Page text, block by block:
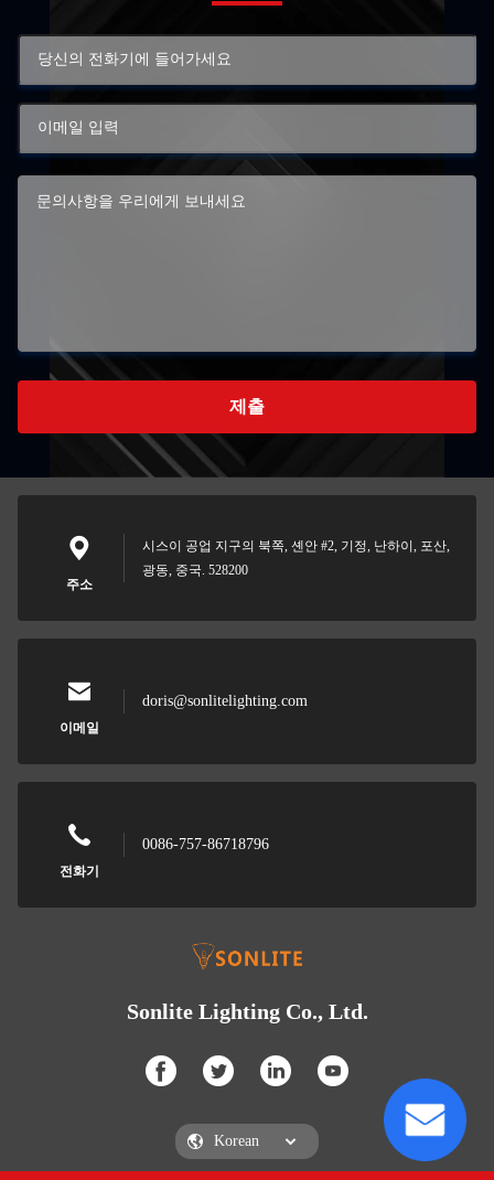
제출
주소
시스이 공업 지구의 북쪽, 셴안 #2, 기정, 난하이, 포산,
광동, 중국. 528200
이메일
doris@sonlitelighting.com
전화기
0086-757-86718796
Sonlite Lighting Co., Ltd.